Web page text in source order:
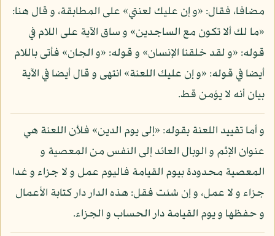
مضافا، فقال: «و إن عليك لعنتي» على المطابقة، و قال هنا:
«ما لك ألا تكون مع الساجدين» و ساق الآية على اللام في
قوله: «و لقد خلقنا الإنسان» و قوله: «و الجان» فأتى باللام
أيضا في قوله: «و إن عليك اللعنة» انتهى و قال أيضا في الآية
بيان أنه لا يؤمن قط.
و أما تقييد اللعنة بقوله: «إلى يوم الدين» فلأن اللعنة هي
عنوان الإثم و الوبال العائد إلى النفس من المعصية و
المعصية محدودة بيوم القيامة فاليوم عمل و لا جزاء و غدا
جزاء و لا عمل، و إن شئت فقل: هذه الدار دار كتابة الأعمال
و حفظها و يوم القيامة دار الحساب و الجزاء.